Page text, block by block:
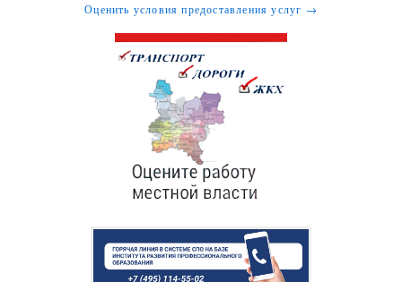
Оценить условия предоставления услуг →